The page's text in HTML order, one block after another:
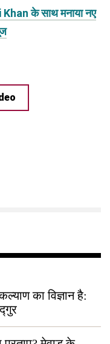
के साथ मनाया नए
का विज्ञान है: